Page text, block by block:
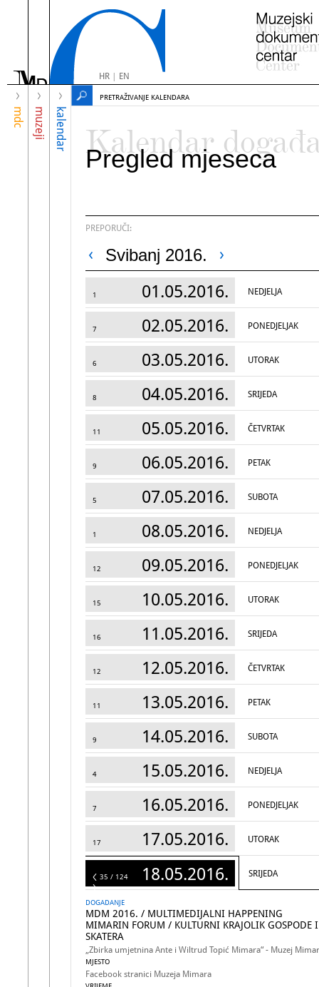
HR| EN
mdc muzeji kalendar
PRETRAŽIVANJE KALENDARA
Kalendar
Pregled mjeseca
PREPORUČI:
Svibanj 2016.
1 01.05.2016. NEDJELJA
7 02.05.2016. PONEDJELJAK
6 03.05.2016. UTORAK
8 04.05.2016. SRIJEDA
11 05.05.2016. ČETVRTAK
9 06.05.2016. PETAK
5 07.05.2016. SUBOTA
1 08.05.2016. NEDJELJA
12 09.05.2016. PONEDJELJAK
15 10.05.2016. UTORAK
16 11.05.2016. SRIJEDA
12 12.05.2016. ČETVRTAK
11 13.05.2016. PETAK
9 14.05.2016. SUBOTA
4 15.05.2016. NEDJELJA
7 16.05.2016. PONEDJELJAK
17 17.05.2016. UTORAK
124 18.05.2016. SRIJEDA
35 / 124
DOGADANJE
MDM 2016. / MULTIMEDIJALNI HAPPENING
MIMARIN FORUM / KULTURNI KRAJOLIK GOSPODE I
SKATERA
„Zbirka umjetnina Ante i Wiltrud Topić Mimara“ - Muzej
MJESTO
Facebook stranici Muzeja Mimara